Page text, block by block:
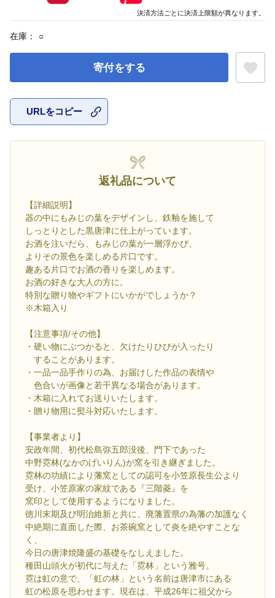
在庫： ○
寄付をする
URLをコピー
返礼品について
【詳細説明】
器の中にもみじの葉をデザインし、鉄釉を施して
しっとりとした黒唐津に仕上がっています。
お酒を注いだら、もみじの葉が一層浮かび、
よりその景色を楽しめる片口です。
趣ある片口でお酒の香りを楽しめます。
お酒の好きな大人の方に。
特別な贈り物やギフトにいかがでしょうか？
※木箱入り
【注意事項/その他】
・硬い物にぶつかると、欠けたりひびが入ったり
することがあります。
・一品一品手作りの為、お届けした作品の表情や
色合いが画像と若干異なる場合があります。
・木箱に入れてお送りいたします。
・贈り物用に熨斗対応いたします。
【事業者より】
安政年間、初代松島弥五郎没後、門下であった
中野霓林(なかのげいりん)が窯を引き継ぎました。
霓林の功績により藩窯としての認可を小笠原長生公より
受け、小笠原家の家紋である『三階菱』を
窯印として使用するようになりました。
徳川末期及び明治維新と共に、廃藩置県の為藩の加護なく
中絶期に直面した際、お茶碗窯として炎を絶やすことな
く、
今日の唐津焼隆盛の基礎をなしえました。
種田山頭火が初代に与えた「霓林」という雅号。
霓は虹の意で、「虹の林」という名前は唐津市にある
虹の松原を思わせます。現在は、平成26年に祖父から
決済方法ごとに決済上限額が異なります。